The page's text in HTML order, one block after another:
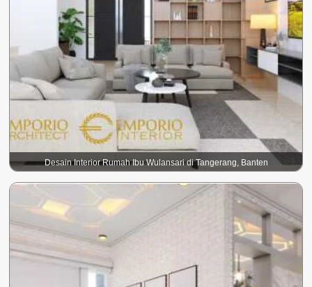
Desain Interior Rumah Ibu Wulansari di Tangerang, Banten